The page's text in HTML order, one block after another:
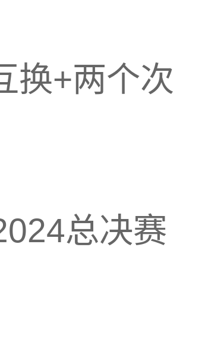
换+两个次
总决赛